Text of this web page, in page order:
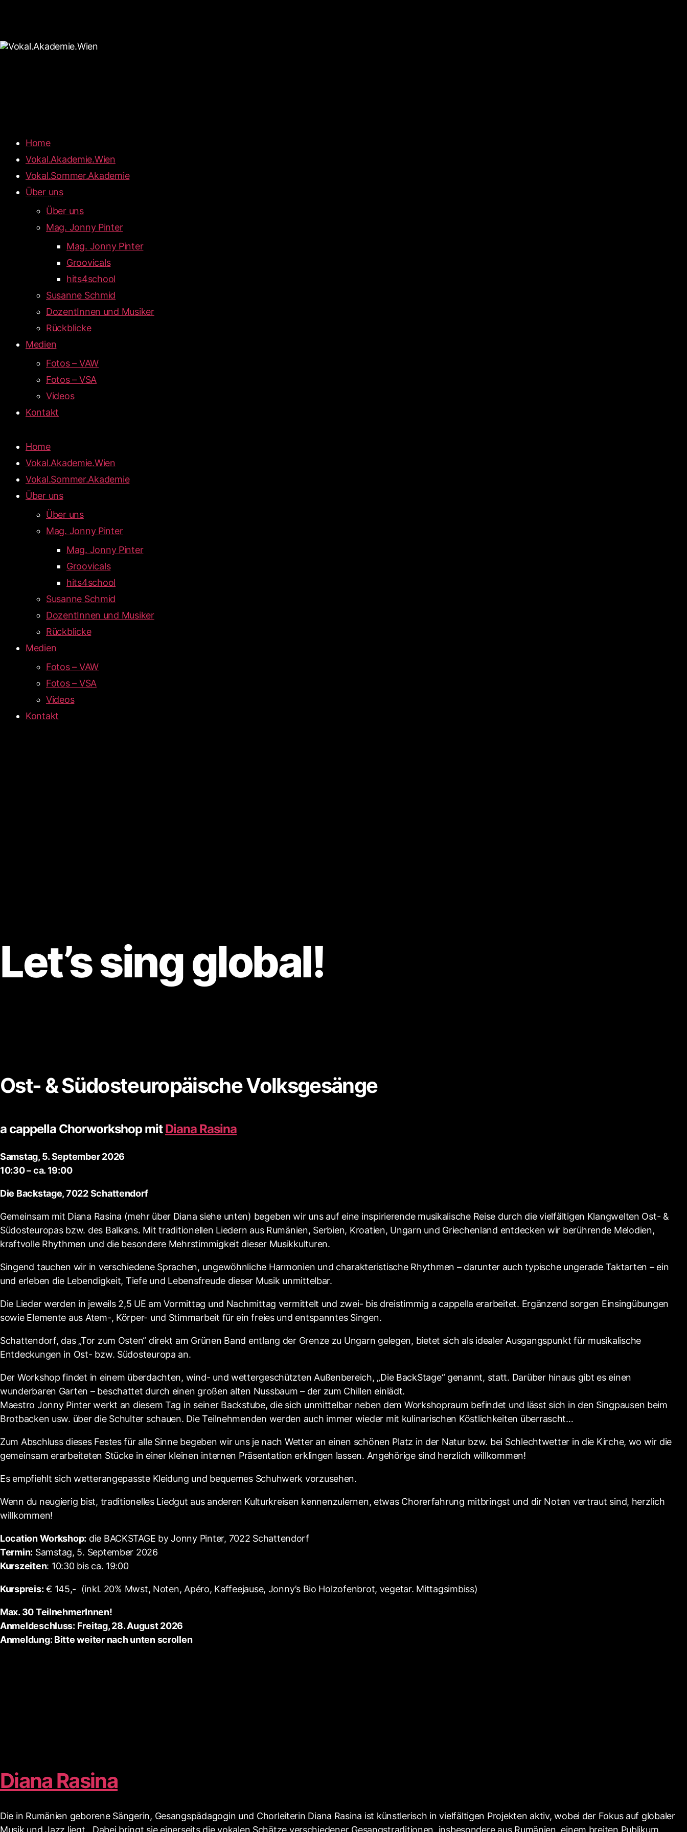
Home
Vokal.Akademie.Wien
Vokal.Sommer.Akademie
Über uns
Über uns
Mag. Jonny Pinter
Mag. Jonny Pinter
Groovicals
hits4school
Susanne Schmid
DozentInnen und Musiker
Rückblicke
Medien
Fotos – VAW
Fotos – VSA
Videos
Kontakt
Home
Vokal.Akademie.Wien
Vokal.Sommer.Akademie
Über uns
Über uns
Mag. Jonny Pinter
Mag. Jonny Pinter
Groovicals
hits4school
Susanne Schmid
DozentInnen und Musiker
Rückblicke
Medien
Fotos – VAW
Fotos – VSA
Videos
Kontakt
Let’s sing global!
Ost- & Südosteuropäische Volksgesänge
a cappella Chorworkshop mitDiana Rasina
Samstag, 5. September 2026
10:30 – ca. 19:00
Die Backstage, 7022 Schattendorf
Gemeinsam mit Diana Rasina (mehr über Diana siehe unten) begeben wir uns auf eine inspirierende musikalische Reise durch die vielfältigen Klangwelten Ost- &
Südosteuropas bzw. des Balkans. Mit traditionellen Liedern aus Rumänien, Serbien, Kroatien, Ungarn und Griechenland entdecken wir berührende Melodien,
kraftvolle Rhythmen und die besondere Mehrstimmigkeit dieser Musikkulturen.
Singend tauchen wir in verschiedene Sprachen, ungewöhnliche Harmonien und charakteristische Rhythmen – darunter auch typische ungerade Taktarten – ein
und erleben die Lebendigkeit, Tiefe und Lebensfreude dieser Musik unmittelbar.
Die Lieder werden in jeweils 2,5 UE am Vormittag und Nachmittag vermittelt und zwei- bis dreistimmig a cappella erarbeitet. Ergänzend sorgen Einsingübungen
sowie Elemente aus Atem-, Körper- und Stimmarbeit für ein freies und entspanntes Singen.
Schattendorf, das „Tor zum Osten“ direkt am Grünen Band entlang der Grenze zu Ungarn gelegen, bietet sich als idealer Ausgangspunkt für musikalische
Entdeckungen in Ost- bzw. Südosteuropa an.
Der Workshop findet in einem überdachten, wind- und wettergeschützten Außenbereich, „Die BackStage“ genannt, statt. Darüber hinaus gibt es einen
wunderbaren Garten – beschattet durch einen großen alten Nussbaum – der zum Chillen einlädt.
Maestro Jonny Pinter werkt an diesem Tag in seiner Backstube, die sich unmittelbar neben dem Workshopraum befindet und lässt sich in den Singpausen beim
Brotbacken usw. über die Schulter schauen. Die Teilnehmenden werden auch immer wieder mit kulinarischen Köstlichkeiten überrascht…
Zum Abschluss dieses Festes für alle Sinne begeben wir uns je nach Wetter an einen schönen Platz in der Natur bzw. bei Schlechtwetter in die Kirche, wo wir die
gemeinsam erarbeiteten Stücke in einer kleinen internen Präsentation erklingen lassen. Angehörige sind herzlich willkommen!
Es empfiehlt sich wetterangepasste Kleidung und bequemes Schuhwerk vorzusehen.
Wenn du neugierig bist, traditionelles Liedgut aus anderen Kulturkreisen kennenzulernen, etwas Chorerfahrung mitbringst und dir Noten vertraut sind, herzlich
willkommen!
Location Workshop: die BACKSTAGE by Jonny Pinter, 7022 Schattendorf
Termin: Samstag, 5. September 2026
Kurszeiten: 10:30 bis ca. 19:00
Kurspreis: € 145,- (inkl. 20% Mwst, Noten, Apéro, Kaffeejause, Jonny’s Bio Holzofenbrot, vegetar. Mittagsimbiss)
Max. 30 TeilnehmerInnen!
Anmeldeschluss: Freitag, 28. August 2026
Anmeldung: Bitte weiter nach unten scrollen
Diana Rasina
Die in Rumänien geborene Sängerin, Gesangspädagogin und Chorleiterin Diana Rasina ist künstlerisch in vielfältigen Projekten aktiv, wobei der Fokus auf globaler
Musik und Jazz liegt. Dabei bringt sie einerseits die vokalen Schätze verschiedener Gesangstraditionen, insbesondere aus Rumänien, einem breiten Publikum